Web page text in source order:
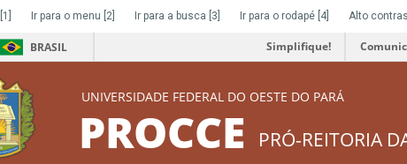
[1] Ir para o menu [2] Ir para a busca [3] Ir para o rodapé [4] Alto
BRASIL Simplifique!
UNIVERSIDADE FEDERAL DO OESTE DO PARÁ
PROCCE PRÓ-REITORIA